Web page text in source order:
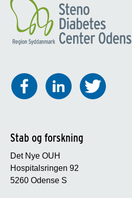
Stab og forskning
Det Nye OUH
Hospitalsringen 92
5260 Odense S